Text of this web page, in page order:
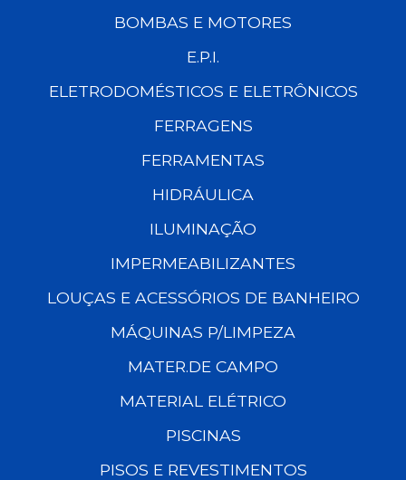
BOMBAS E MOTORES
E.P.I.
ELETRODOMÉSTICOS E ELETRÔNICOS
FERRAGENS
FERRAMENTAS
HIDRÁULICA
ILUMINAÇÃO
IMPERMEABILIZANTES
LOUÇAS E ACESSÓRIOS DE BANHEIRO
MÁQUINAS P/LIMPEZA
MATER.DE CAMPO
MATERIAL ELÉTRICO
PISCINAS
PISOS E REVESTIMENTOS